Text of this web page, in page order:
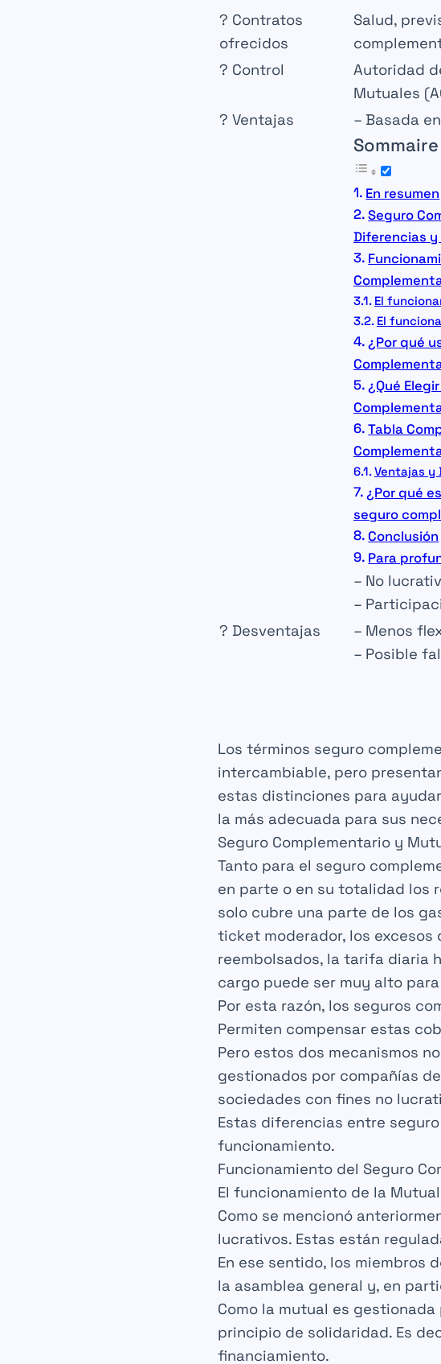
? Contratos
ofrecidos
Salud,
? Control
Autoridad
Mutuales
? Ventajas – Basada
Sommaire
En resumen
Seguro
Diferencias y
El
El
¿Por qué
¿Qué
Tabla
Ventajas y
¿Por qué
seguro
Conclusión
Para
– No
–
? Desventajas – Menos
– Posible
Los términos seguro
intercambiable, pero
estas distinciones para
la más adecuada para sus
Seguro Complementario y
Tanto para el seguro
en parte o en su totalidad los
solo cubre una parte de los
ticket moderador, los excesos
reembolsados, la tarifa diaria
cargo puede ser muy alto para
Por esta razón, los seguros
Permiten compensar estas
Pero estos dos mecanismos
gestionados por compañías
sociedades con fines no
Estas diferencias entre
funcionamiento.
Funcionamiento del Seguro
El funcionamiento de la Mutual
Como se mencionó
lucrativos. Estas están
En ese sentido, los miembros
la asamblea general y, en
Como la mutual es gestionada
principio de solidaridad. Es
financiamiento.